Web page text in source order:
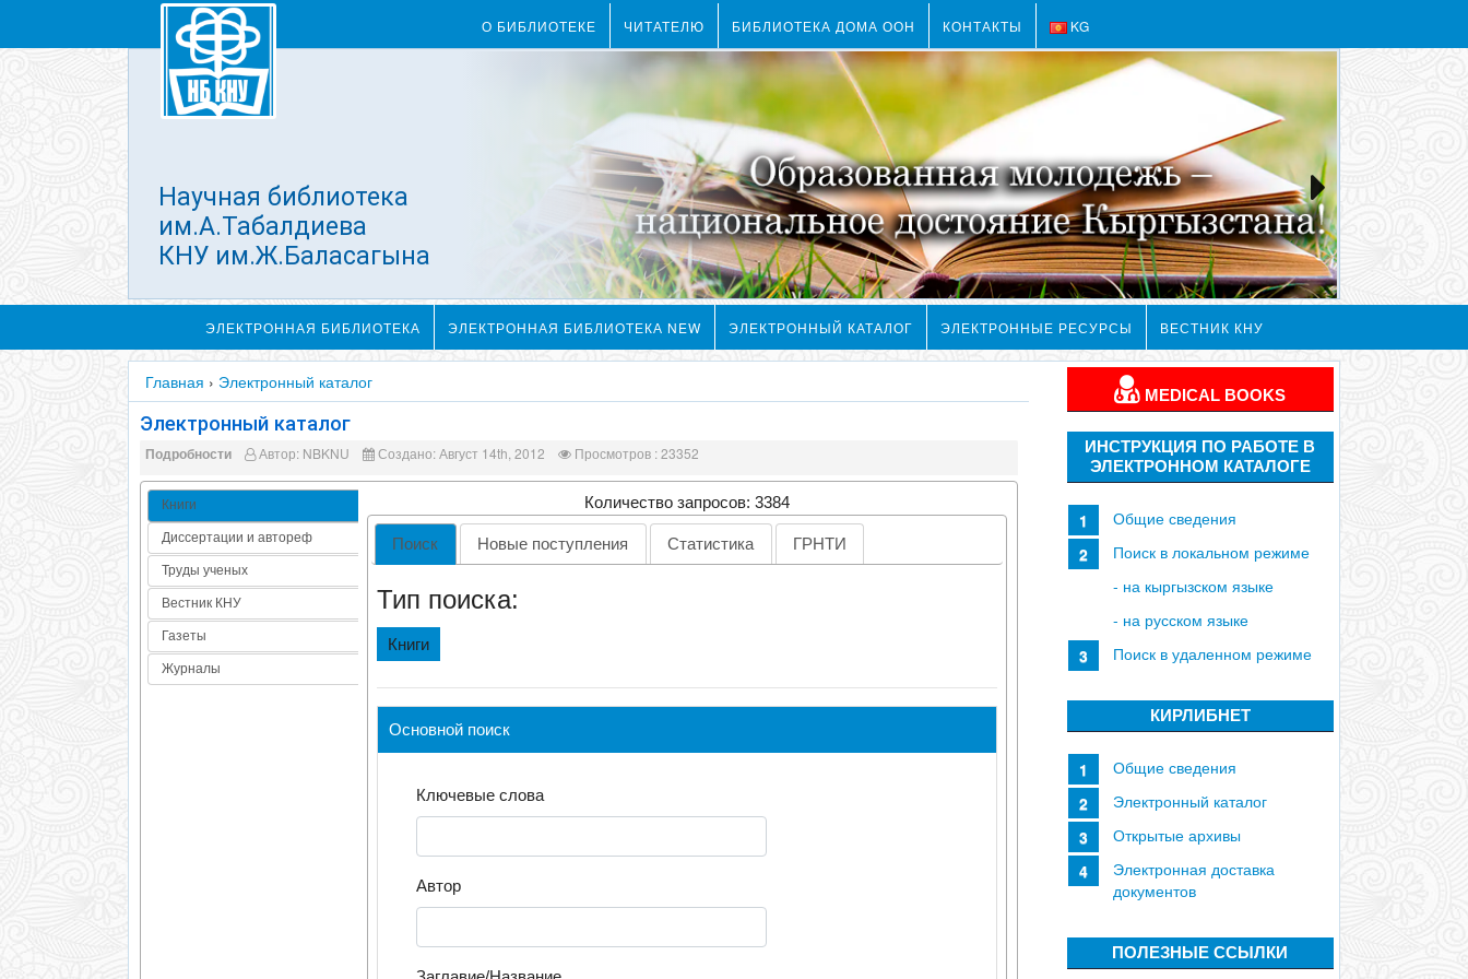
О БИБЛИОТЕКЕ ЧИТАТЕЛЮ БИБЛИОТЕКА ДОМА ООН КОНТАКТЫ KG
Научная библиотека
им.А.Табалдиева
КНУ им.Ж.Баласагына
ЭЛЕКТРОННАЯ БИБЛИОТЕКА ЭЛЕКТРОННАЯ БИБЛИОТЕКА NEW ЭЛЕКТРОННЫЙ КАТАЛОГ ЭЛЕКТРОННЫЕ РЕСУРСЫ ВЕСТНИК КНУ
Главная › Электронный каталог
Электронный каталог
Подробности Автор: NBKNU Создано: Август 14th, 2012 Просмотров : 23352
Книги
Диссертации и автореф
Труды ученых
Вестник КНУ
Газеты
Журналы
Количество запросов: 3384
Поиск Новые поступления Статистика ГРНТИ
Тип поиска:
Книги
Основной поиск
Ключевые слова
Автор
MEDICAL BOOKS
ИНСТРУКЦИЯ ПО РАБОТЕ В
ЭЛЕКТРОННОМ КАТАЛОГЕ
Общие сведения
Поиск в локальном режиме
- на кыргызском языке
- на русском языке
Поиск в удаленном режиме
КИРЛИБНЕТ
Общие сведения
Электронный каталог
Открытые архивы
Электронная доставка
документов
ПОЛЕЗНЫЕ ССЫЛКИ